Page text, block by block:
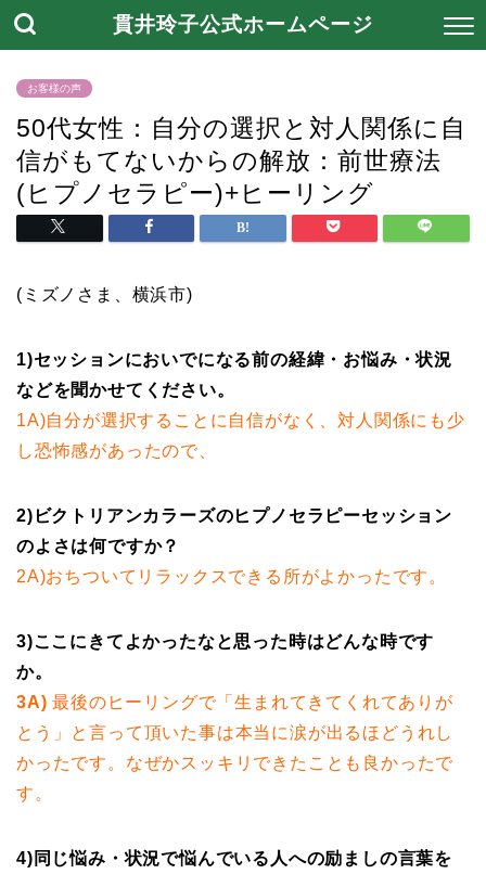
貫井玲子公式ホームページ
お客様の声
50代女性：自分の選択と対人関係に自
信がもてないからの解放：前世療法
(ヒプノセラピー)+ヒーリング
(ミズノさま、横浜市)
1)セッションにおいでになる前の経緯・お悩み・状況
などを聞かせてください。
1A)自分が選択することに自信がなく、対人関係にも少
し恐怖感があったので、
2)ビクトリアンカラーズのヒプノセラピーセッション
のよさは何ですか？
2A)おちついてリラックスできる所がよかったです。
3)ここにきてよかったなと思った時はどんな時です
か。
3A) 最後のヒーリングで「生まれてきてくれてありが
とう」と言って頂いた事は本当に涙が出るほどうれし
かったです。なぜかスッキリできたことも良かったで
す。
4)同じ悩み・状況で悩んでいる人への励ましの言葉を